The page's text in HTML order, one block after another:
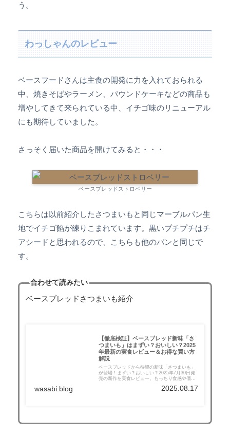
う。
わっしゃんのレビュー
ベースフードさんは主食の開発に力を入れておられる
中、焼きそばやラーメン、パウンドケーキなどの商品も
増やしてきて来られている中、イチゴ味のリニューアル
にも期待していました。
さっそく届いた商品を開けてみると・・・
ベースブレッドストロベリー
こちらは以前紹介したさつまいもと同じマーブルパン生
地でイチゴ餡が練りこまれています。黒いプチプチはチ
アシードと思われるので、こちらも他のパンと同じで
す。
合わせて読みたい
ベースブレッドさつまいも紹介
【徹底検証】ベースブレッド新味「さ
つまいも」はまずい？おいしい？2025
年最新の実食レビュー＆お得な買い方
解説
ベースブレッドから待望の新味「さつまいも」
が登場！まずい？おいしい？2025年7月30日発
売の新作を実食レビュー。もっちり食感や価
します。公式サイトで継続コース初回が2,000円
wasabi.blog 2025.08.17